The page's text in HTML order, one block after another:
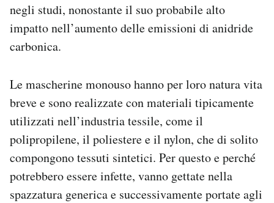
negli studi, nonostante il suo probabile alto
impatto nell’aumento delle emissioni di anidride
carbonica.
Le mascherine monouso hanno per loro natura vita
breve e sono realizzate con materiali tipicamente
utilizzati nell’industria tessile, come il
polipropilene, il poliestere e il nylon, che di solito
compongono tessuti sintetici. Per questo e perché
potrebbero essere infette, vanno gettate nella
spazzatura generica e successivamente portate agli